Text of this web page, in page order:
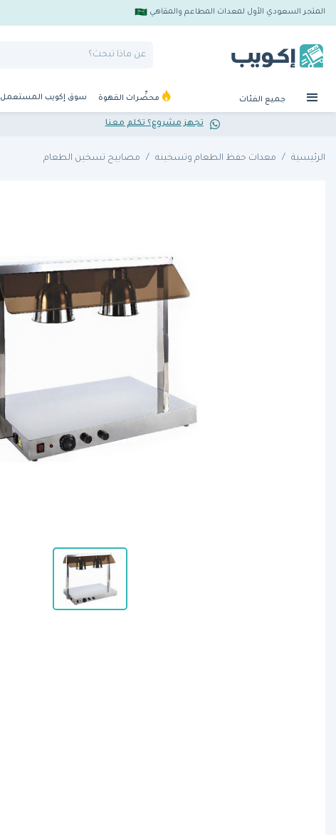
المتجر السعودي الأول لمعدات المطاعم والمقاهي
جميع الفئات محضِّرات القهوة سوق إكويب المستعمل
تجهز مشروع؟ تكلم معنا
الرئيسية معدات حفظ الطعام وتسخينه مصابيح تسخين الطعام